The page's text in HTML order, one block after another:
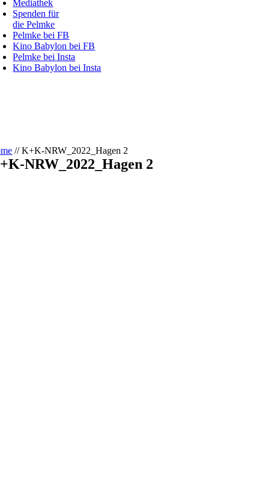
Mediathek
Spenden für
die Pelmke
Pelmke bei FB
Kino Babylon bei FB
Pelmke bei Insta
Kino Babylon bei Insta
//K+K-NRW_2022_Hagen 2
NRW_2022_Hagen 2